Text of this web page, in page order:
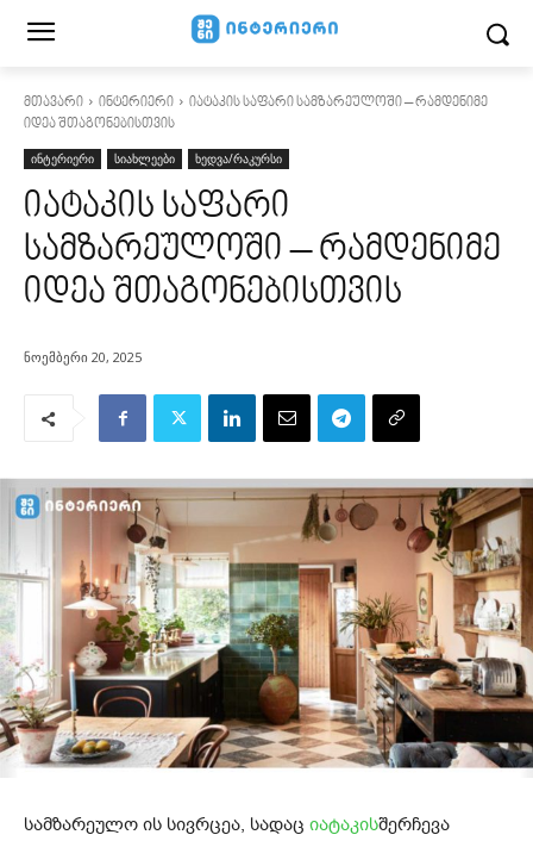
მთავარი ინტერიერი
იატაკის საფარი სამზარეულოში – რამდენიმე
იდეა შთაგონებისთვის
ინტერიერი სიახლეები ხედვა/რაკურსი
იატაკის საფარი
სამზარეულოში – რამდენიმე
იდეა შთაგონებისთვის
ნოემბერი 20, 2025
სამზარეულო ის სივრცეა, სადაც იატაკისშერჩევა